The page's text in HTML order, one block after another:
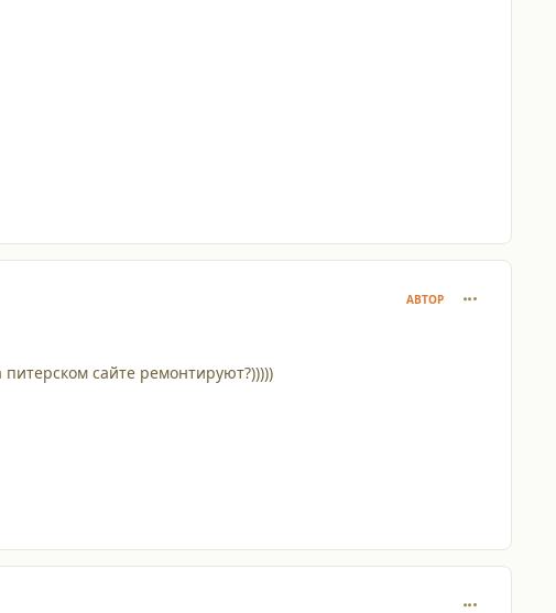
АВТОР
сайте ремонтируют?)))))